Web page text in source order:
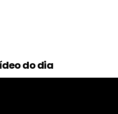
do dia